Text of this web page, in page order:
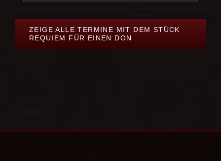
ZEIGE ALLE TERMINE MIT DEM STÜCK
REQUIEM FÜR EINEN DON